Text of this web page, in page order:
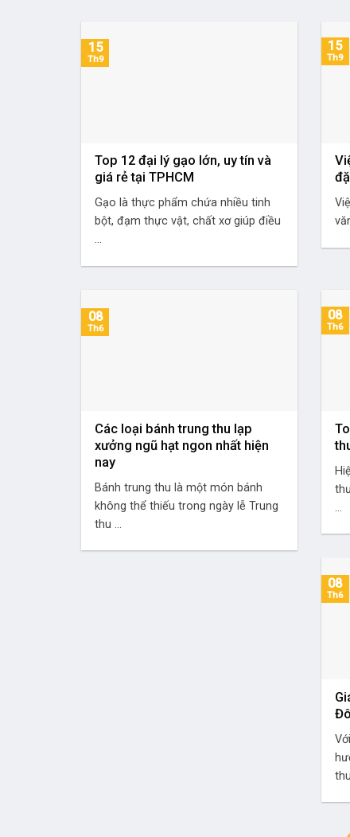
Top 12 đại lý gạo lớn, uy tín và
giá rẻ tại TPHCM
Gạo là thực phẩm chứa nhiều tinh
bột, đạm thực vật, chất xơ giúp điều
...
15
Th9
15
Th9
Các loại bánh trung thu lạp
xưởng ngũ hạt ngon nhất hiện
nay
Bánh trung thu là một món bánh
không thể thiếu trong ngày lễ Trung
thu ...
08
Th6
...
08
Th6
08
Th6